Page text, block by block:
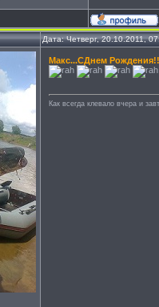
Дата: Четверг, 20.10.2011,
Макс...СДнем
Как всегда клевало вчера и